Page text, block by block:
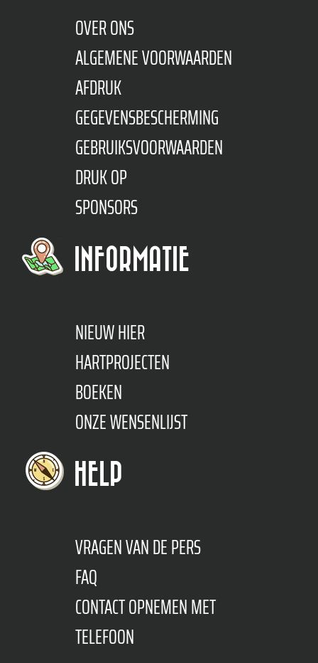
OVER ONS
ALGEMENE VOORWAARDEN
AFDRUK
GEGEVENSBESCHERMING
GEBRUIKSVOORWAARDEN
DRUK OP
SPONSORS
INFORMATIE
NIEUW HIER
HARTPROJECTEN
BOEKEN
ONZE WENSENLIJST
HELP
VRAGEN VAN DE PERS
FAQ
CONTACT OPNEMEN MET
TELEFOON